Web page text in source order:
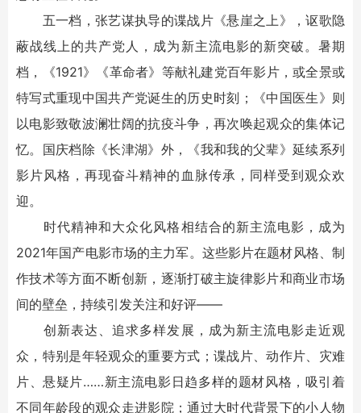
五一档，张艺谋执导的谍战片《悬崖之上》，讴歌隐
蔽战线上的共产党人，成为新主流电影的新突破。暑期
档，《1921》《革命者》等献礼建党百年影片，或全景或
特写式重现中国共产党诞生的历史时刻；《中国医生》则
以电影致敬波澜壮阔的抗疫斗争，再次唤起观众的集体记
忆。国庆档除《长津湖》外，《我和我的父辈》延续系列
影片风格，再现奋斗精神的血脉传承，同样受到观众欢
迎。
时代精神和大众化风格相结合的新主流电影，成为
2021年国产电影市场的主力军。这些影片在题材风格、制
作技术等方面不断创新，逐渐打破主旋律影片和商业市场
间的壁垒，持续引发关注和好评——
创新表达、追求多样发展，成为新主流电影走近观
众，特别是年轻观众的重要方式；谍战片、动作片、灾难
片、悬疑片……新主流电影日趋多样的题材风格，吸引着
不同年龄段的观众走进影院；通过大时代背景下的小人物